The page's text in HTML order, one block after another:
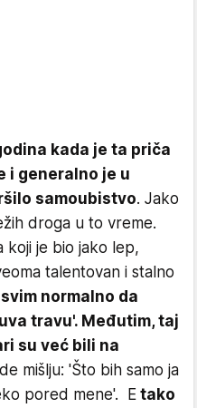
kada je ta priča
i generalno je u
samoubistvo. Jako
droga u to vreme.
koji je bio jako lep,
talentovan i stalno
normalno da
travu'. Međutim, taj
su već bili na
mišlju: 'Što bih samo ja
pored mene'. E tako